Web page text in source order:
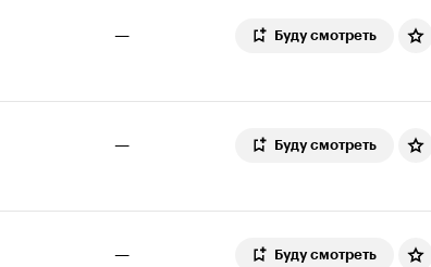
— Буду смотреть
— Буду смотреть
— Буду смотреть